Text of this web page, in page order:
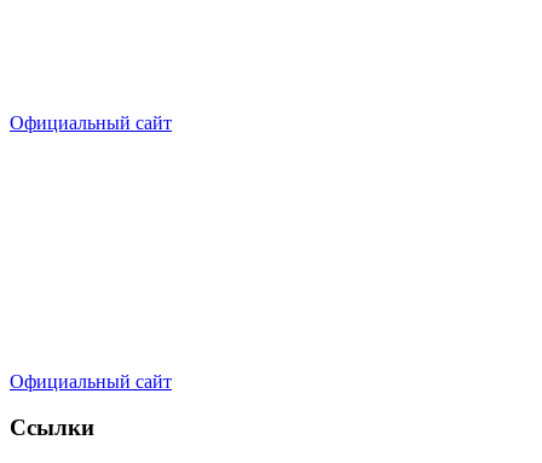
Официальный сайт
Официальный сайт
Ссылки